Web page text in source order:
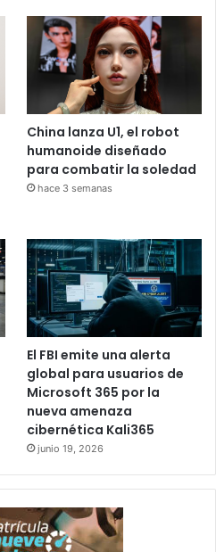
China lanza U1, el robot
humanoide diseñado
para combatir la soledad
hace 3 semanas
El FBI emite una alerta
global para usuarios de
Microsoft 365 por la
nueva amenaza
cibernética Kali365
junio 19, 2026